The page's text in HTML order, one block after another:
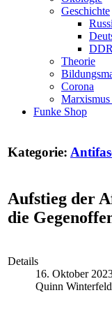
Geschichte
Theorie
Corona
Funke Shop
Kategorie:
Aufstieg der
die
Details
16. Oktober
Quinn